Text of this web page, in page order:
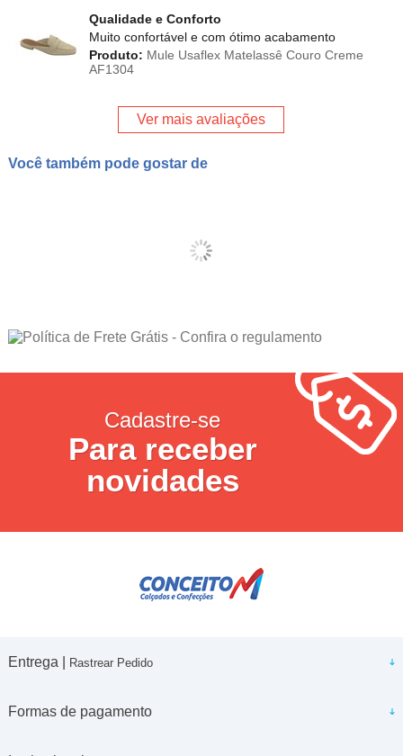
Qualidade e Conforto
Muito confortável e com ótimo acabamento
Produto: Mule Usaflex Matelassê Couro Creme
AF1304
Ver mais avaliações
Você também pode gostar de
Cadastre-se
Para receber
novidades
Entrega | Rastrear Pedido
Formas de pagamento